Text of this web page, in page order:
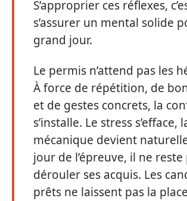
S’approprier ces réflexes,
s’assurer un mental solide
grand jour.
Le permis n’attend pas les
À force de répétition, de
et de gestes concrets, la
s’installe. Le stress s’efface,
mécanique devient
jour de l’épreuve, il ne reste
dérouler ses acquis. Les
prêts ne laissent pas la